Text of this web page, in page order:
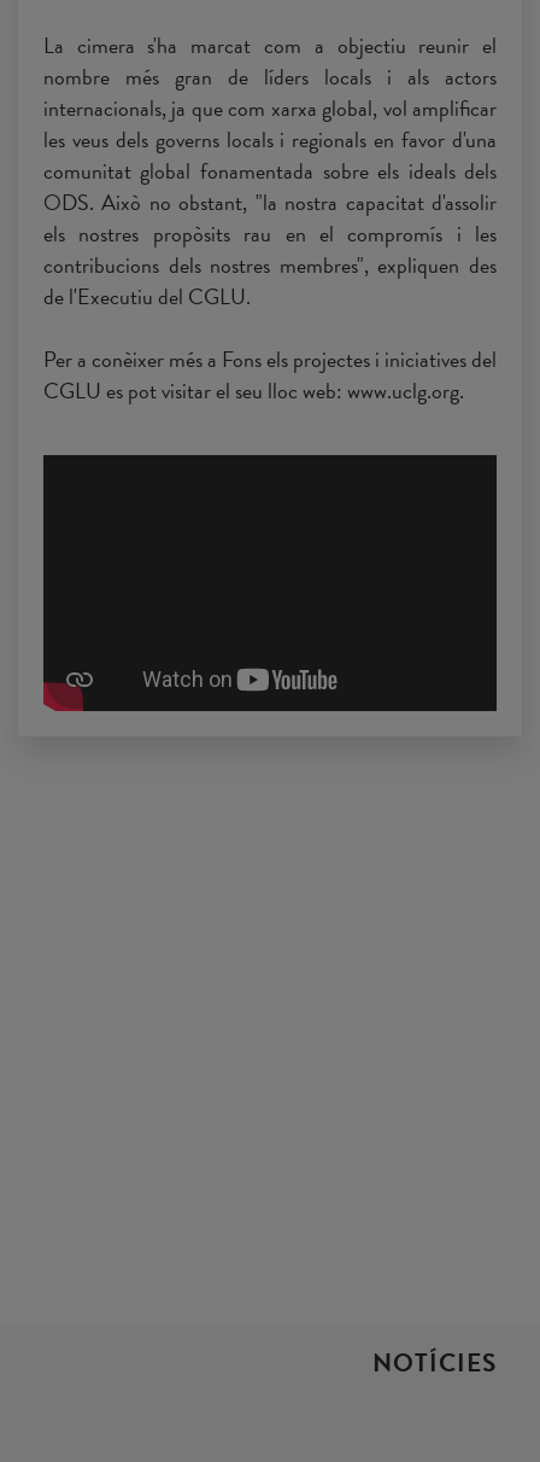
La cimera s'ha marcat com a objectiu reunir el
nombre més gran de líders locals i als actors
internacionals, ja que com xarxa global, vol amplificar
les veus dels governs locals i regionals en favor d'una
comunitat global fonamentada sobre els ideals dels
ODS. Això no obstant, "la nostra capacitat d'assolir
els nostres propòsits rau en el compromís i les
contribucions dels nostres membres", expliquen des
de l'Executiu del CGLU.
Per a conèixer més a Fons els projectes i iniciatives del
CGLU es pot visitar el seu lloc web: www.uclg.org.
NOTÍCIES